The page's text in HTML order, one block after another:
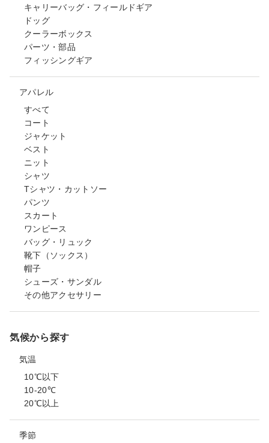
キャリーバッグ・フィールドギア
ドッグ
クーラーボックス
パーツ・部品
フィッシングギア
アパレル
すべて
コート
ジャケット
ベスト
ニット
シャツ
Tシャツ・カットソー
パンツ
スカート
ワンピース
バッグ・リュック
靴下（ソックス）
帽子
シューズ・サンダル
その他アクセサリー
気候から探す
気温
10℃以下
10-20℃
20℃以上
季節